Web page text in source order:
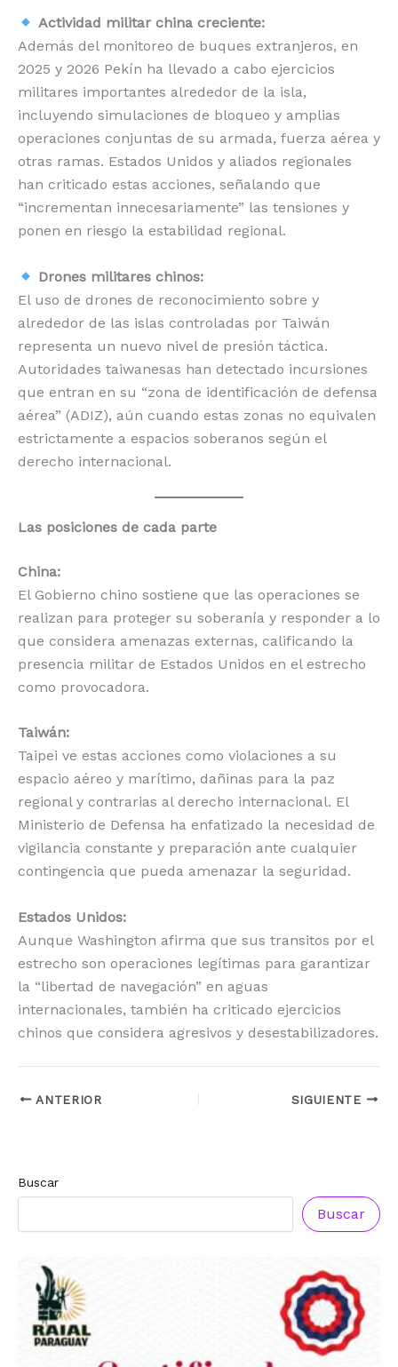
Actividad militar china creciente:
Además del monitoreo de buques extranjeros, en
2025 y 2026 Pekín ha llevado a cabo ejercicios
militares importantes alrededor de la isla,
incluyendo simulaciones de bloqueo y amplias
operaciones conjuntas de su armada, fuerza aérea y
otras ramas. Estados Unidos y aliados regionales
han criticado estas acciones, señalando que
“incrementan innecesariamente” las tensiones y
ponen en riesgo la estabilidad regional.
Drones militares chinos:
El uso de drones de reconocimiento sobre y
alrededor de las islas controladas por Taiwán
representa un nuevo nivel de presión táctica.
Autoridades taiwanesas han detectado incursiones
que entran en su “zona de identificación de defensa
aérea” (ADIZ), aún cuando estas zonas no equivalen
estrictamente a espacios soberanos según el
derecho internacional.
Las posiciones de cada parte
China:
El Gobierno chino sostiene que las operaciones se
realizan para proteger su soberanía y responder a lo
que considera amenazas externas, calificando la
presencia militar de Estados Unidos en el estrecho
como provocadora.
Taiwán:
Taipei ve estas acciones como violaciones a su
espacio aéreo y marítimo, dañinas para la paz
regional y contrarias al derecho internacional. El
Ministerio de Defensa ha enfatizado la necesidad de
vigilancia constante y preparación ante cualquier
contingencia que pueda amenazar la seguridad.
Estados Unidos:
Aunque Washington afirma que sus transitos por el
estrecho son operaciones legítimas para garantizar
la “libertad de navegación” en aguas
internacionales, también ha criticado ejercicios
chinos que considera agresivos y desestabilizadores.
ANTERIOR SIGUIENTE
Buscar
Buscar